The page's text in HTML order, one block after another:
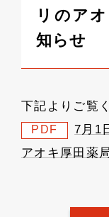
リのア
知らせ
下記よりご覧
PDF
7月1
アオキ厚田薬